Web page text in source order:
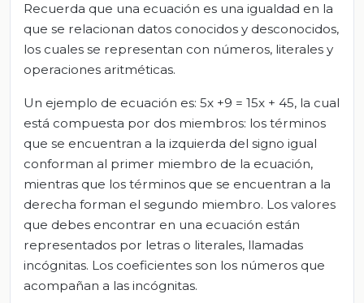
Recuerda que una ecuación es una igualdad en la
que se relacionan datos conocidos y desconocidos,
los cuales se representan con números, literales y
operaciones aritméticas.
Un ejemplo de ecuación es: 5x +9 = 15x + 45, la cual
está compuesta por dos miembros: los términos
que se encuentran a la izquierda del signo igual
conforman al primer miembro de la ecuación,
mientras que los términos que se encuentran a la
derecha forman el segundo miembro. Los valores
que debes encontrar en una ecuación están
representados por letras o literales, llamadas
incógnitas. Los coeficientes son los números que
acompañan a las incógnitas.